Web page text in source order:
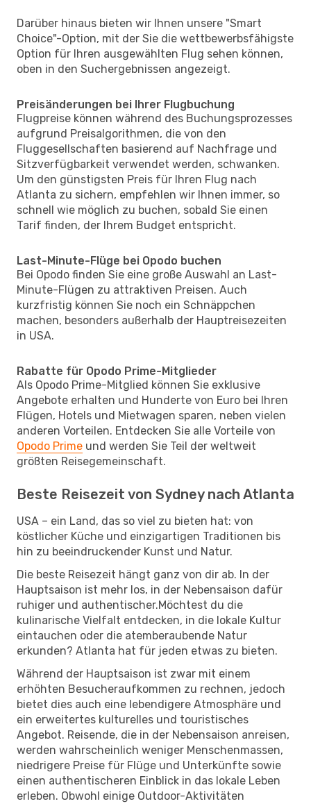
Darüber hinaus bieten wir Ihnen unsere "Smart
Choice"-Option, mit der Sie die wettbewerbsfähigste
Option für Ihren ausgewählten Flug sehen können,
oben in den Suchergebnissen angezeigt.
Preisänderungen bei Ihrer Flugbuchung
Flugpreise können während des Buchungsprozesses
aufgrund Preisalgorithmen, die von den
Fluggesellschaften basierend auf Nachfrage und
Sitzverfügbarkeit verwendet werden, schwanken.
Um den günstigsten Preis für Ihren Flug nach
Atlanta zu sichern, empfehlen wir Ihnen immer, so
schnell wie möglich zu buchen, sobald Sie einen
Tarif finden, der Ihrem Budget entspricht.
Last-Minute-Flüge bei Opodo buchen
Bei Opodo finden Sie eine große Auswahl an Last-
Minute-Flügen zu attraktiven Preisen. Auch
kurzfristig können Sie noch ein Schnäppchen
machen, besonders außerhalb der Hauptreisezeiten
in USA.
Rabatte für Opodo Prime-Mitglieder
Als Opodo Prime-Mitglied können Sie exklusive
Angebote erhalten und Hunderte von Euro bei Ihren
Flügen, Hotels und Mietwagen sparen, neben vielen
anderen Vorteilen. Entdecken Sie alle Vorteile von
Opodo Prime und werden Sie Teil der weltweit
größten Reisegemeinschaft.
Beste Reisezeit von Sydney nach Atlanta
USA – ein Land, das so viel zu bieten hat: von
köstlicher Küche und einzigartigen Traditionen bis
hin zu beeindruckender Kunst und Natur.
Die beste Reisezeit hängt ganz von dir ab. In der
Hauptsaison ist mehr los, in der Nebensaison dafür
ruhiger und authentischer.Möchtest du die
kulinarische Vielfalt entdecken, in die lokale Kultur
eintauchen oder die atemberaubende Natur
erkunden? Atlanta hat für jeden etwas zu bieten.
Während der Hauptsaison ist zwar mit einem
erhöhten Besucheraufkommen zu rechnen, jedoch
bietet dies auch eine lebendigere Atmosphäre und
ein erweitertes kulturelles und touristisches
Angebot. Reisende, die in der Nebensaison anreisen,
werden wahrscheinlich weniger Menschenmassen,
niedrigere Preise für Flüge und Unterkünfte sowie
einen authentischeren Einblick in das lokale Leben
erleben. Obwohl einige Outdoor-Aktivitäten